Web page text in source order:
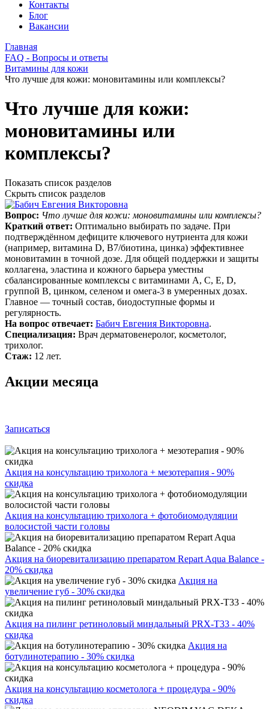
Контакты
Блог
Вакансии
Главная
FAQ - Вопросы и ответы
Витамины для кожи
Что лучше для кожи: моновитамины или комплексы?
Что лучше для кожи:
моновитамины или
комплексы?
Показать список разделов
Скрыть список разделов
Вопрос: Что лучше для кожи: моновитамины или комплексы?
Краткий ответ: Оптимально выбирать по задаче. При
подтверждённом дефиците ключевого нутриента для кожи
(например, витамина D, B7/биотина, цинка) эффективнее
моновитамин в точной дозе. Для общей поддержки и защиты
коллагена, эластина и кожного барьера уместны
сбалансированные комплексы с витаминами A, C, E, D,
группой B, цинком, селеном и омега‑3 в умеренных дозах.
Главное — точный состав, биодоступные формы и
регулярность.
На вопрос отвечает: Бабич Евгения Викторовна.
Специализация: Врач дерматовенеролог, косметолог,
трихолог.
Стаж: 12 лет.
Акции месяца
Записаться
Акция на консультацию трихолога + мезотерапия - 90%
скидка
Акция на консультацию трихолога + фотобиомодуляции
волосистой части головы
Акция на биоревитализацию препаратом Repart Aqua Balance -
20% скидка
Акция на
увеличение губ - 30% скидка
Акция на пилинг ретиноловый миндальный PRX-T33 - 40%
скидка
Акция на
ботулинотерапию - 30% скидка
Акция на консультацию косметолога + процедура - 90%
скидка